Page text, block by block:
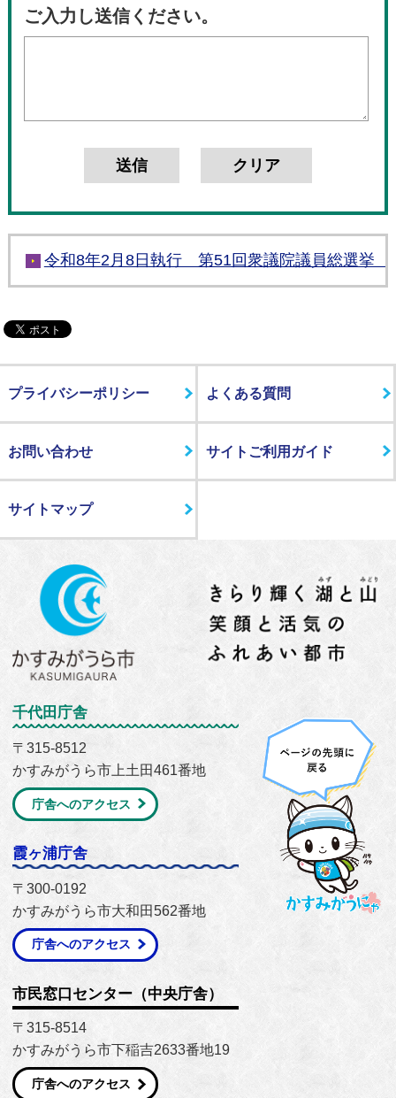
ご入力し送信ください。
令和8年2月8日執行 第51回衆議院議員総選挙
プライバシーポリシー よくある質問
お問い合わせ サイトご利用ガイド
サイトマップ
千代田庁舎
〒315-8512
かすみがうら市上土田461番地
庁舎へのアクセス
霞ヶ浦庁舎
〒300-0192
かすみがうら市大和田562番地
庁舎へのアクセス
市民窓口センター（中央庁舎）
〒315-8514
かすみがうら市下稲吉2633番地19
庁舎へのアクセス